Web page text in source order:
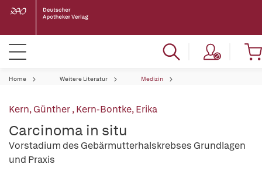
Home Weitere Literatur Medizin
Kern, Günther,Kern-Bontke, Erika
Carcinoma in situ
Vorstadium des Gebärmutterhalskrebses Grundlagen
und Praxis